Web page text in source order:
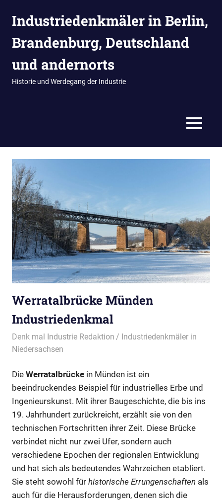
InhaltIndustriedenkmäler in Berlin,
Brandenburg, Deutschland
und andernorts
Historie und Werdegang der Industrie
MENÜ
Werratalbrücke Münden
Industriedenkmal
16/11/2024
Denk mal Industrie Redaktion
Industriedenkmäler in
Niedersachsen
Die Werratalbrücke in Münden ist ein
beeindruckendes Beispiel für industrielles Erbe und
Ingenieurskunst. Mit ihrer Baugeschichte, die bis ins
19. Jahrhundert zurückreicht, erzählt sie von den
technischen Fortschritten ihrer Zeit. Diese Brücke
verbindet nicht nur zwei Ufer, sondern auch
verschiedene Epochen der regionalen Entwicklung
und hat sich als bedeutendes Wahrzeichen etabliert.
Sie steht sowohl für historische Errungenschaften als
auch für die Herausforderungen, denen sich die